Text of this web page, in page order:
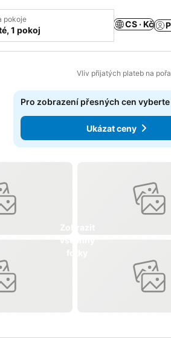
pokoje
1 pokoj
CS · Kč
Vliv přijatých plateb na
na seznam oblíbených hotelů
Pro zobrazení přesných cen
Ukázat ceny